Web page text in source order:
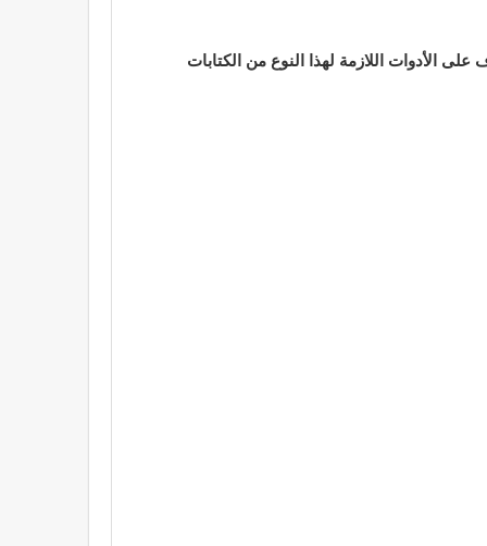
الأدوات اللازمة لهذا النوع من الكتابات